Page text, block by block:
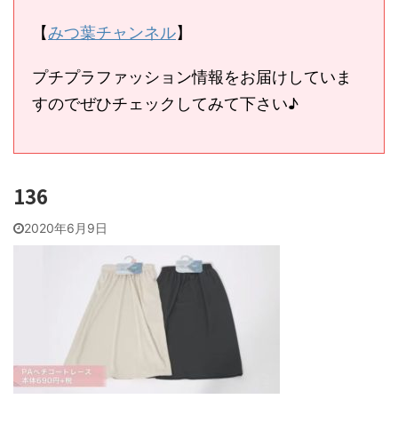
【みつ葉チャンネル】
プチプラファッション情報をお届けしていま
すのでぜひチェックしてみて下さい♪
136
2020年6月9日